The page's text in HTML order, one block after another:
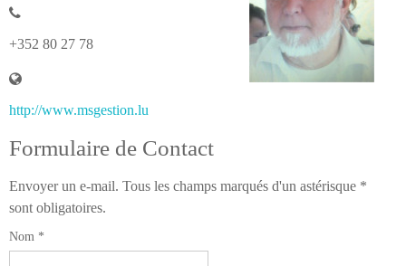
+352 80 27 78
http://www.msgestion.lu
Formulaire de Contact
Envoyer un e-mail. Tous les champs marqués d'un astérisque *
sont obligatoires.
Nom *